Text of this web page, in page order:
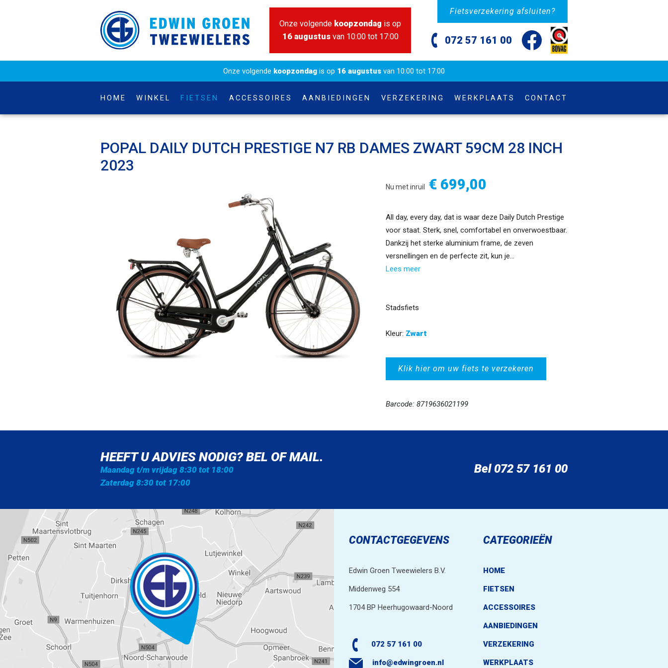
Onze volgende koopzondag is op
16 augustusvan 10:00 tot 17:00
Fietsverzekering afsluiten?
072 57 161 00
Onze volgende koopzondag is op 16 augustus van 10:00 tot 17:00
HOME WINKEL FIETSEN ACCESSOIRES AANBIEDINGEN VERZEKERING WERKPLAATS CONTACT
POPAL DAILY DUTCH PRESTIGE N7 RB DAMES ZWART 59CM 28 INCH
2023
Nu met inruil € 699,00
All day, every day, dat is waar deze Daily Dutch Prestige
voor staat. Sterk, snel, comfortabel en onverwoestbaar.
Dankzij het sterke aluminium frame, de zeven
versnellingen en de perfecte zit, kun je...
Lees meer
Stadsfiets
Kleur: Zwart
Klik hier om uw fiets te verzekeren
Barcode: 8719636021199
HEEFT U ADVIES NODIG? BEL OF MAIL.
Maandag t/m vrijdag 8:30 tot 18:00
Zaterdag 8:30 tot 17:00
Bel 072 57 161 00
CONTACTGEGEVENS
Edwin Groen Tweewielers B.V.
Middenweg 554
1704 BP Heerhugowaard-Noord
072 57 161 00
info@edwingroen.nl
CATEGORIEËN
HOME
FIETSEN
ACCESSOIRES
AANBIEDINGEN
VERZEKERING
WERKPLAATS